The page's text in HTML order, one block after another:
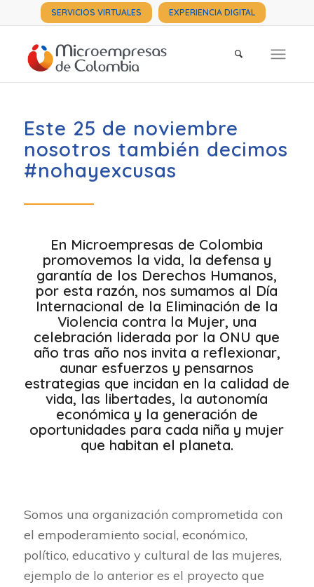
SERVICIOS VIRTUALES EXPERIENCIA DIGITAL
Este 25 de noviembre
nosotros también decimos
#nohayexcusas
En Microempresas de Colombia
promovemos la vida, la defensa y
garantía de los Derechos Humanos,
por esta razón, nos sumamos al Día
Internacional de la Eliminación de la
Violencia contra la Mujer, una
celebración liderada por la ONU que
año tras año nos invita a reflexionar,
aunar esfuerzos y pensarnos
estrategias que incidan en la calidad de
vida, las libertades, la autonomía
económica y la generación de
oportunidades para cada niña y mujer
que habitan el planeta.
Somos una organización comprometida con
el empoderamiento social, económico,
político, educativo y cultural de las mujeres,
ejemplo de lo anterior es el proyecto que